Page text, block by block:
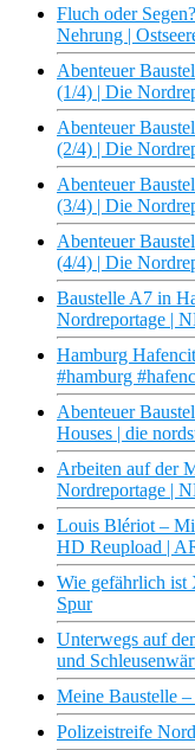
Fluch oder
Nehrung |
Abenteuer
(1/4) | Die
Abenteuer
(2/4) | Die
Abenteuer
(3/4) | Die
Abenteuer
(4/4) | Die
Baustelle A7 in
Nordreportage |
Hamburg
#hamburg
Abenteuer
Houses | die
Arbeiten auf der
Nordreportage |
Louis Blériot –
HD Reupload |
Wie gefährlich ist
Spur
Unterwegs auf
und
Meine Baustelle
Polizeistreife